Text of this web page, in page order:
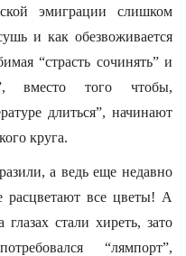
эмиграции слишком
и как обезвоживается
“страсть сочинять” и
вместо того чтобы,
длиться”, начинают
круга.
а ведь еще недавно
расцветают все цветы! А
стали хиреть, зато
“лямпорт”,